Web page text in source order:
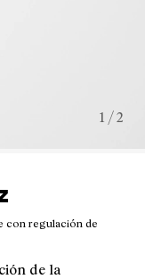
1 / 2
con regulación de
de la